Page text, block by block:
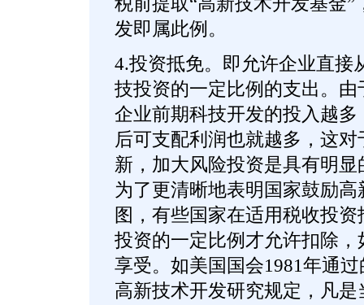
发即属此例。
4.投资抵免。即允许企业直接
技投资的一定比例的支出。
企业前期科技开发的投入越
后可支配利润也就越多，这
新，加大风险投资是具有明
为了更清晰地表明国家鼓励
图，有些国家在适用税收投
投资的一定比例才允许扣除
享受。如美国国会1981年通
高新技术开发研究规定，凡